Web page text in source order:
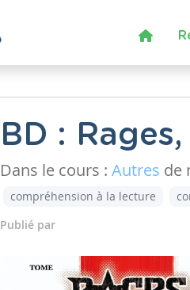
BD :
Dans le cours : Autres de
compréhension à la lecture
Publié par